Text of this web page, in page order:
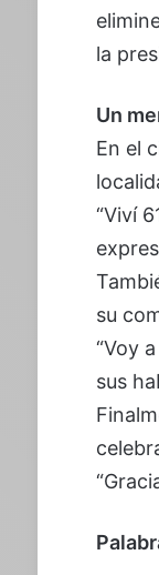
la
Un
En el
“Viví
su
“Voy
sus